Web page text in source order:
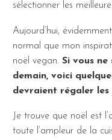
sélectionner les
Aujourd’hui,
normal que mon
noël vegan. Si vous ne
demain, voici
devraient régaler les
Je trouve que noël est
toute l’ampleur de la